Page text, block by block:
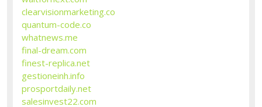
clearvisionmarketing.co
quantum-code.co
whatnews.me
final-dream.com
finest-replica.net
gestioneinh.info
prosportdaily.net
salesinvest22.com